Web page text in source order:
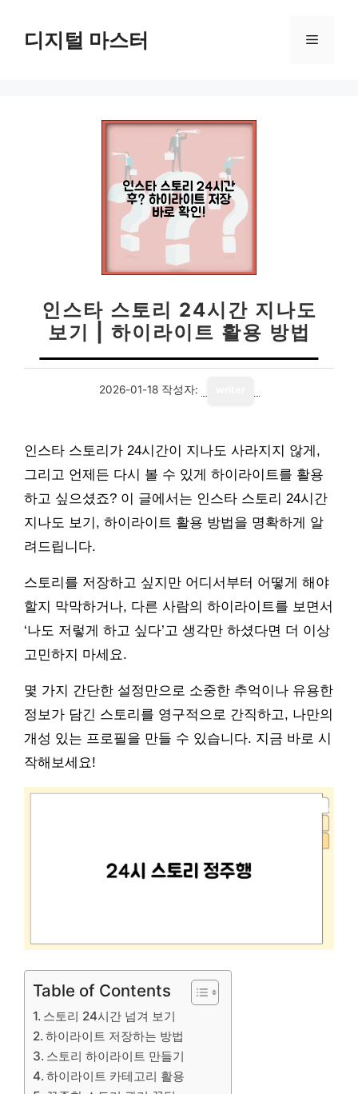
디지털 마스터 메
인스타 스토리 24시간 지나도
보기 | 하이라이트 활용 방법
2026-01-18 작성자:
인스타 스토리가 24시간이 지나도 사라지지 않게,
그리고 언제든 다시 볼 수 있게 하이라이트를 활용
하고 싶으셨죠? 이 글에서는 인스타 스토리 24시간
지나도 보기, 하이라이트 활용 방법을 명확하게 알
려드립니다.
스토리를 저장하고 싶지만 어디서부터 어떻게 해야
할지 막막하거나, 다른 사람의 하이라이트를 보면서
‘나도 저렇게 하고 싶다’고 생각만 하셨다면 더 이상
고민하지 마세요.
몇 가지 간단한 설정만으로 소중한 추억이나 유용한
정보가 담긴 스토리를 영구적으로 간직하고, 나만의
개성 있는 프로필을 만들 수 있습니다. 지금 바로 시
작해보세요!
Table of Contents
스토리 24시간 넘겨 보기
하이라이트 저장하는 방법
스토리 하이라이트 만들기
하이라이트 카테고리 활용